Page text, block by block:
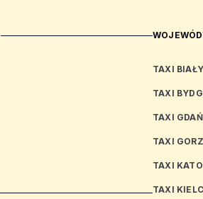
TAXI
TAXI
TAXI
TAXI
TAXI
TAXI